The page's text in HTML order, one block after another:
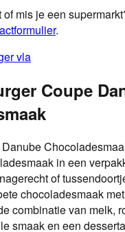
mis je een
.
vla
Coupe
in een
of
chocoladesmaak
combinatie van melk,
smaak en een